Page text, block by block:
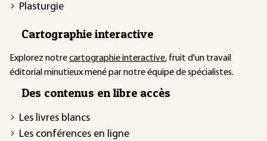
Plasturgie
Cartographie interactive
Explorez notrecartographie interactive, fruit d'un travail
éditorial minutieux mené par notre équipe de spécialistes.
Des contenus en libre accès
Les livres blancs
Les conférences en ligne